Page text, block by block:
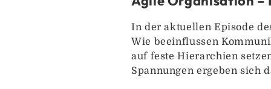
In der aktuellen Episode
Wie beeinflussen
auf feste Hierarchien
Spannungen ergeben sich